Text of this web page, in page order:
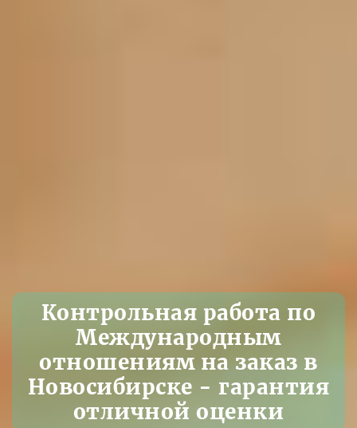
Контрольная работа по
Международным
отношениям на заказ в
Новосибирске - гарантия
отличной оценки